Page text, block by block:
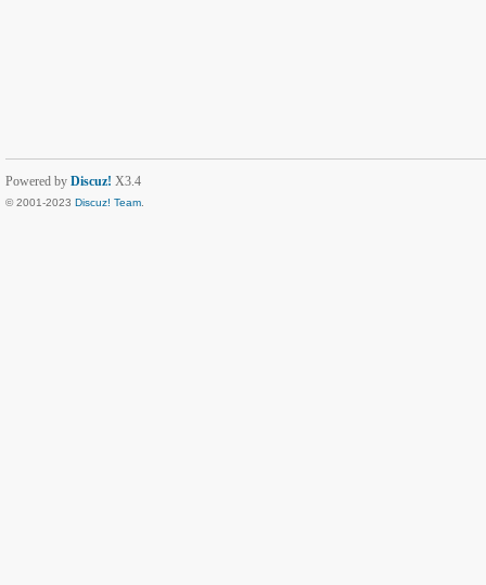
Powered by Discuz! X3.4
© 2001-2023 Discuz! Team